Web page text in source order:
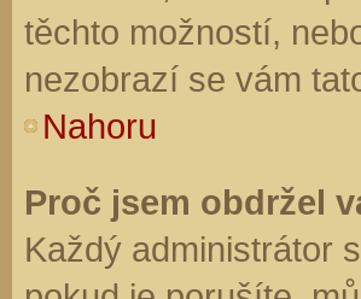
těchto možností,
nezobrazí se vám
Nahoru
Proč jsem obdržel
Každý administrátor